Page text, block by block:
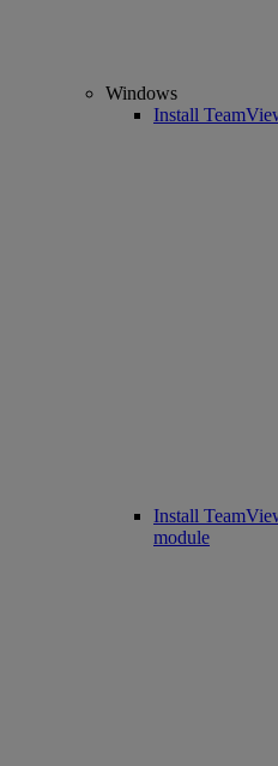
Windows
Install
Install
module